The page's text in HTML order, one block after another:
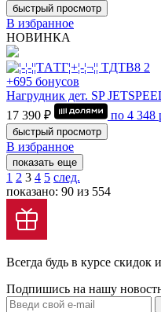
быстрый просмотр
В избранное
НОВИНКА
+695 бонусов
Нагрудник дет. SP
17 390 ₽
по 4 348
быстрый просмотр
В избранное
показать еще
1 2 3 4 5 след.
показано: 90 из 554
Всегда будь в курсе скидок
Подпишись на нашу